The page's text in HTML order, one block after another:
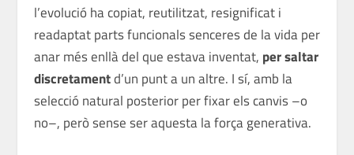
l’evolució ha copiat, reutilitzat, resignificat i
readaptat parts funcionals senceres de la vida per
anar més enllà del que estava inventat, per saltar
discretamentd’un punt a un altre. I sí, amb la
selecció natural posterior per fixar els canvis –o
no–, però sense ser aquesta la força generativa.